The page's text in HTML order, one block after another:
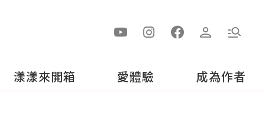
漾漾來開箱 愛體驗 成為作者